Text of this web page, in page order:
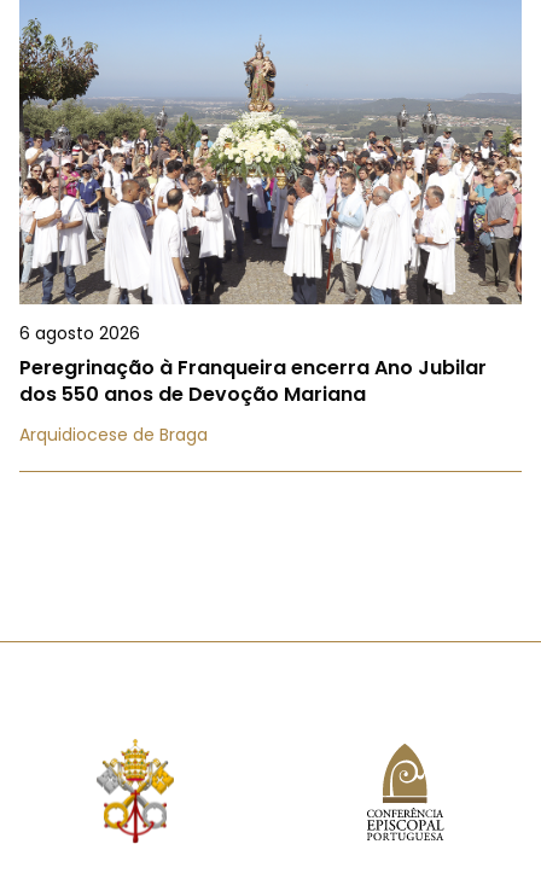
6 agosto 2026
Peregrinação à Franqueira encerra Ano Jubilar
dos 550 anos de Devoção Mariana
Arquidiocese de Braga